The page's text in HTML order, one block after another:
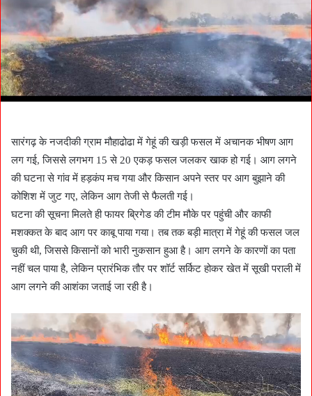
सारंगढ़ के नजदीकी ग्राम मौहाढोढा में गेहूं की खड़ी फसल में अचानक भीषण आग
लग गई, जिससे लगभग 15 से 20 एकड़ फसल जलकर खाक हो गई। आग लगने
की घटना से गांव में हड़कंप मच गया और किसान अपने स्तर पर आग बुझाने की
कोशिश में जुट गए, लेकिन आग तेजी से फैलती गई।
घटना की सूचना मिलते ही फायर ब्रिगेड की टीम मौके पर पहुंची और काफी
मशक्कत के बाद आग पर काबू पाया गया। तब तक बड़ी मात्रा में गेहूं की फसल जल
चुकी थी, जिससे किसानों को भारी नुकसान हुआ है। आग लगने के कारणों का पता
नहीं चल पाया है, लेकिन प्रारंभिक तौर पर शॉर्ट सर्किट होकर खेत में सूखी पराली में
आग लगने की आशंका जताई जा रही है।